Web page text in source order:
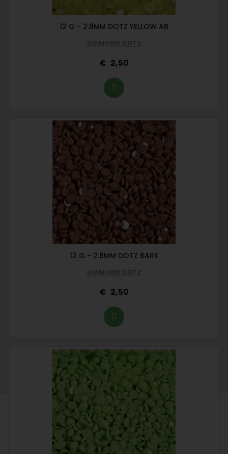
12 G - 2.8MM DOTZ YELLOW AB
DIAMOND DOTZ
2,50
12 G - 2.8MM DOTZ BARK
DIAMOND DOTZ
2,50